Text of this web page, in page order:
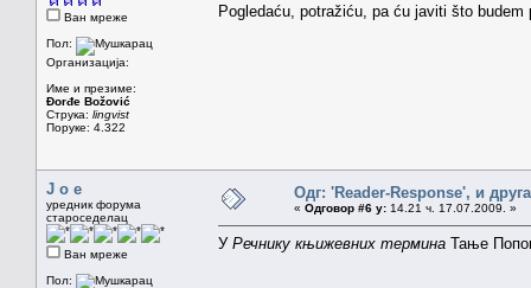
Ван мреже
Пол:
Организација:
Име и презиме:
Đorđe Božović
Струка: lingvist
Поруке: 4.322
Pogledaću, potražiću, pa ću javiti što budem
J o e
уредник форума
староседелац
Ван мреже
Пол:
Одг: 'Reader-Response', и
« Одговор #6 у: 14.21 ч. 17.07.2009. »
У Речнику књижевних термина Тање